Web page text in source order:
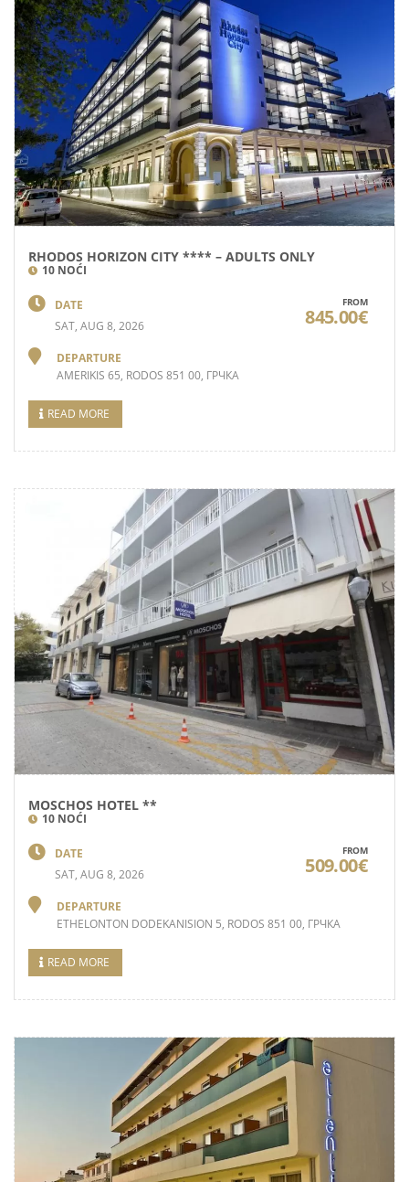
RHODOS HORIZON CITY **** – ADULTS ONLY
10 NOĆI
DATE
SAT, AUG 8, 2026
DEPARTURE
AMERIKIS 65, RODOS 851 00, ГРЧКА
FROM
845.00€
READ MORE
MOSCHOS HOTEL **
10 NOĆI
DATE
SAT, AUG 8, 2026
DEPARTURE
ETHELONTON DODEKANISION 5, RODOS 851 00, ГРЧКА
FROM
509.00€
READ MORE